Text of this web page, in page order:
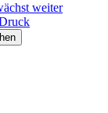
weiter